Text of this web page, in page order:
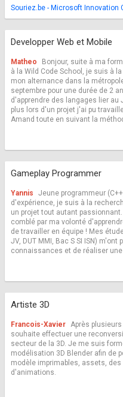
Souriez.be - Microsoft Innovation
Developper Web et Mobile
Matheo
Bonjour, suite à ma
à la Wild Code School, je suis à
mon alternance dans la
septembre pour une durée de 2
d'apprendre des langages lier au
plus lors d'un projet j'ai pu
Amand toute en suivant la
Gameplay Programmer
Yannis
Jeune programmeur
d'expérience, je suis à la
un projet tout autant
comblé par ma volonté
de travailler en équipe ! Mes
JV, DUT MMI, Bac S SI ISN)
connaissances et de réaliser
Artiste 3D
Francois-Xavier Après
souhaite effectuer une
secteur de la 3D. Je me suis
modélisation 3D Blender afin de
modèle imprimables, assets,
d'animations.